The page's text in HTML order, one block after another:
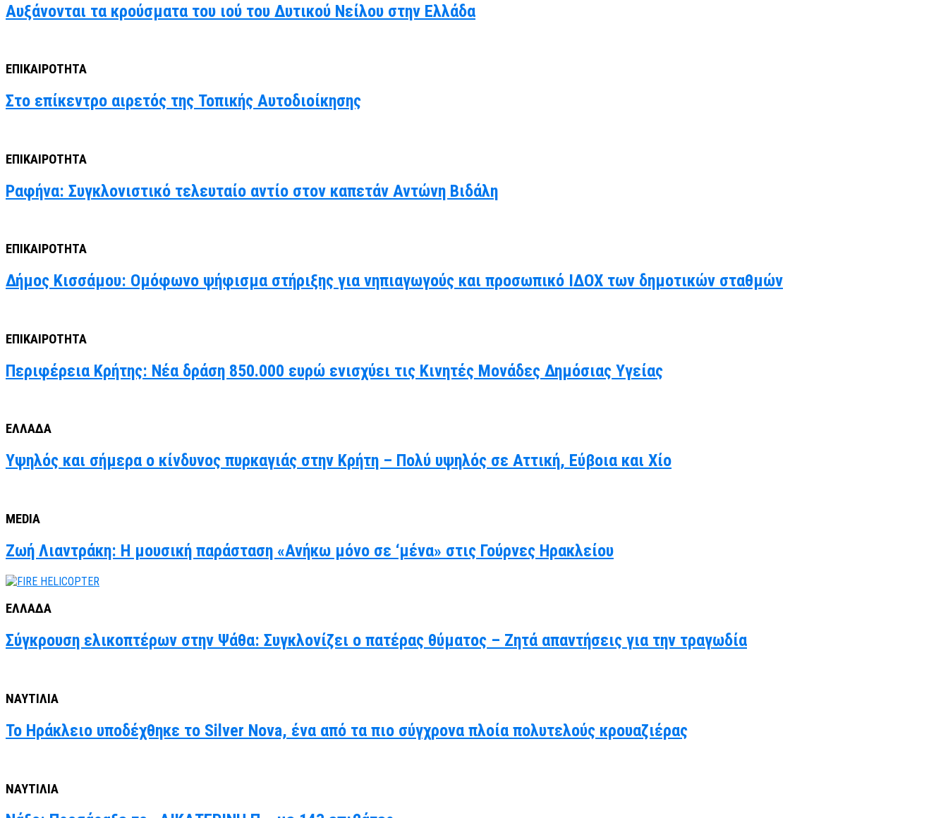
Αυξάνονται τα κρούσματα του ιού του Δυτικού Νείλου στην Ελλάδα
ΕΠΙΚΑΙΡΟΤΗΤΑ
Στο επίκεντρο αιρετός της Τοπικής Αυτοδιοίκησης
ΕΠΙΚΑΙΡΟΤΗΤΑ
Ραφήνα: Συγκλονιστικό τελευταίο αντίο στον καπετάν Αντώνη Βιδάλη
ΕΠΙΚΑΙΡΟΤΗΤΑ
Δήμος Κισσάμου: Ομόφωνο ψήφισμα στήριξης για νηπιαγωγούς και προσωπικό ΙΔΟΧ των δημοτικών σταθμών
ΕΠΙΚΑΙΡΟΤΗΤΑ
Περιφέρεια Κρήτης: Νέα δράση 850.000 ευρώ ενισχύει τις Κινητές Μονάδες Δημόσιας Υγείας
ΕΛΛΑΔΑ
Υψηλός και σήμερα ο κίνδυνος πυρκαγιάς στην Κρήτη – Πολύ υψηλός σε Αττική, Εύβοια και Χίο
MEDIA
Ζωή Λιαντράκη: Η μουσική παράσταση «Ανήκω μόνο σε ‘μένα» στις Γούρνες Ηρακλείου
ΕΛΛΑΔΑ
Σύγκρουση ελικοπτέρων στην Ψάθα: Συγκλονίζει ο πατέρας θύματος – Ζητά απαντήσεις για την τραγωδία
ΝΑΥΤΙΛΙΑ
Το Ηράκλειο υποδέχθηκε το Silver Nova, ένα από τα πιο σύγχρονα πλοία πολυτελούς κρουαζιέρας
ΝΑΥΤΙΛΙΑ